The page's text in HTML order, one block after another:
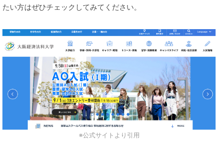
たい方はぜひチェックしてみてください。
※公式サイトより引用